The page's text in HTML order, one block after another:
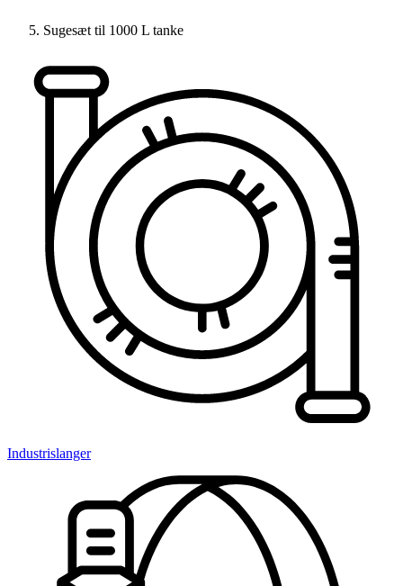
Sugesæt til 1000 L tanke
Industrislanger